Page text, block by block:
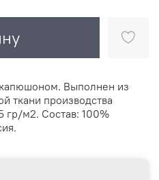
Выполнен из
ткани производства
гр/м2. Состав: 100%